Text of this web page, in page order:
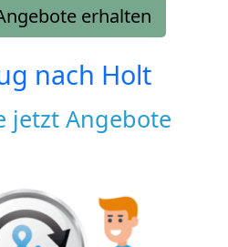
erhalten
nach Holt
jetzt Angebote